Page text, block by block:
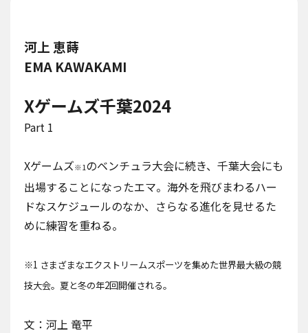
河上 恵蒔
EMA KAWAKAMI
Xゲームズ千葉2024
Part 1
Xゲームズ※1 のベンチュラ大会に続き、千葉大会にも
出場することになったエマ。海外を飛びまわるハー
ドなスケジュールのなか、さらなる進化を見せるた
めに練習を重ねる。
※1 さまざまなエクストリームスポーツを集めた世界最大級の競
技大会。夏と冬の年2回開催される。
文：河上 竜平